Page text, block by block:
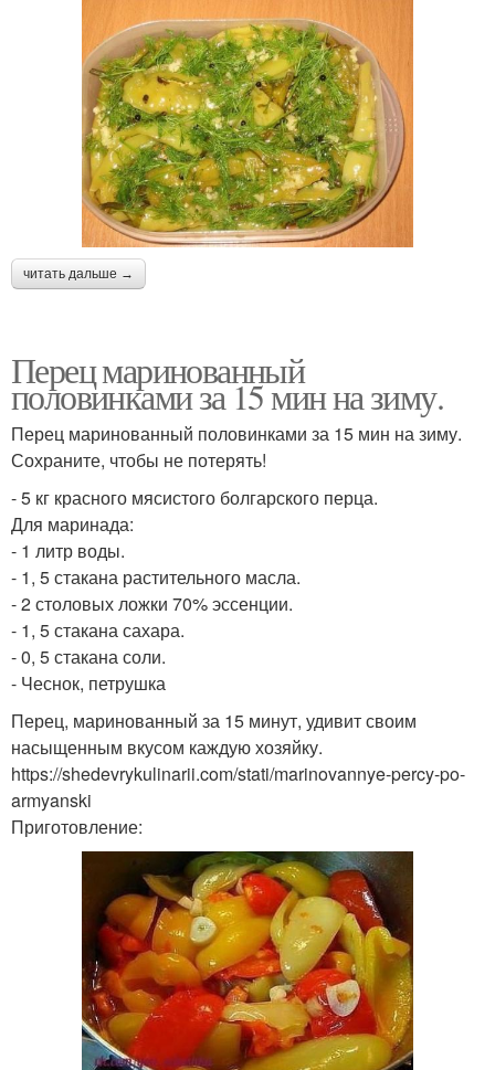
читать дальше →
Перец маринованный
половинками за 15 мин на зиму.
Перец маринованный половинками за 15 мин на зиму.
Сохраните, чтобы не потерять!
- 5 кг красного мясистого болгарского перца.
Для маринада:
- 1 литр воды.
- 1, 5 стакана растительного масла.
- 2 столовых ложки 70% эссенции.
- 1, 5 стакана сахара.
- 0, 5 стакана соли.
- Чеснок, петрушка
Перец, маринованный за 15 минут, удивит своим
насыщенным вкусом каждую хозяйку.
https://shedevrykulinarii.com/stati/marinovannye-percy-po-
armyanski
Приготовление: